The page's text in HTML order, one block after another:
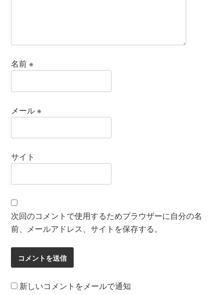
名前※
メール※
サイト
次回のコメントで使用するためブラウザーに自分の名
前、メールアドレス、サイトを保存する。
新しいコメントをメールで通知